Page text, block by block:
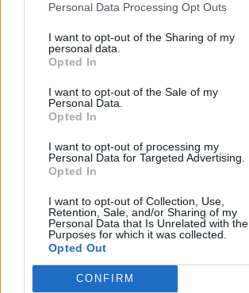
Personal Data Processing Opt Outs
I want to opt-out of the Sharing of my
personal data.
Opted In
I want to opt-out of the Sale of my
Personal Data.
Opted In
I want to opt-out of processing my
Personal Data for Targeted Advertising.
Opted In
I want to opt-out of Collection, Use,
Retention, Sale, and/or Sharing of my
Personal Data that Is Unrelated with the
Purposes for which it was collected.
Opted Out
CONFIRM
FAR (Coarnă)
România pe Primul Loc (Ponta)
Altul
Arhiva sondajelor